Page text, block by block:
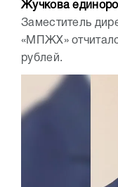
Жучкова
Заместитель
«МПЖХ»
рублей.